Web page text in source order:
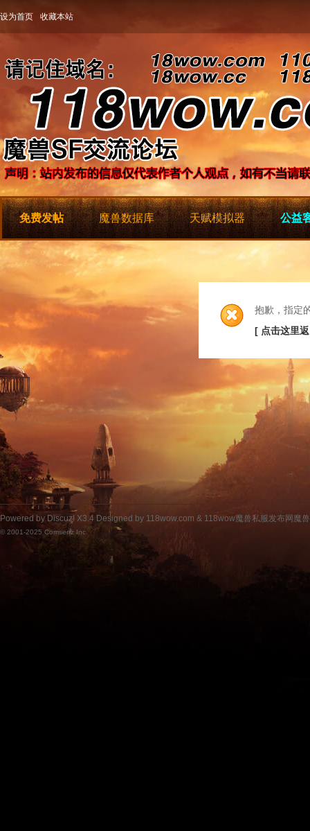
设为首页 收藏本站
免费发帖 魔兽数据库 天赋模拟器 公益
抱歉，指定
[ 点击这里
Powered by Discuz! X3.4 Designed by 118wow.com & 118wow魔兽私服发布网魔
© 2001-2025 Comsenz Inc.